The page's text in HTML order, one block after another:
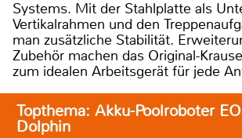
Systems. Mit der Stahlplatte als
Vertikalrahmen und den
man zusätzliche Stabilität.
Zubehör machen das Original-
zum idealen Arbeitsgerät für jede
Topthema: Akku-Poolroboter
Dolphin